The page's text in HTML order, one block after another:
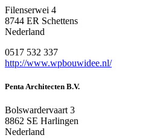
Filenserwei 4
8744 ER Schettens
Nederland
0517 532 337
http://www.wpbouwidee.nl/
Penta Architecten B.V.
Bolswardervaart 3
8862 SE Harlingen
Nederland